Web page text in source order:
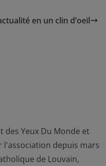
en un clin d’oeil
des Yeux Du Monde et
depuis mars
de Louvain,